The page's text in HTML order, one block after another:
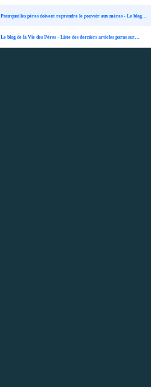
Pourquoi les pères doivent reprendre le pouvoir aux mères - Le blog…
Le blog de la Vie des Pères - Liste des derniers articles parus sur…